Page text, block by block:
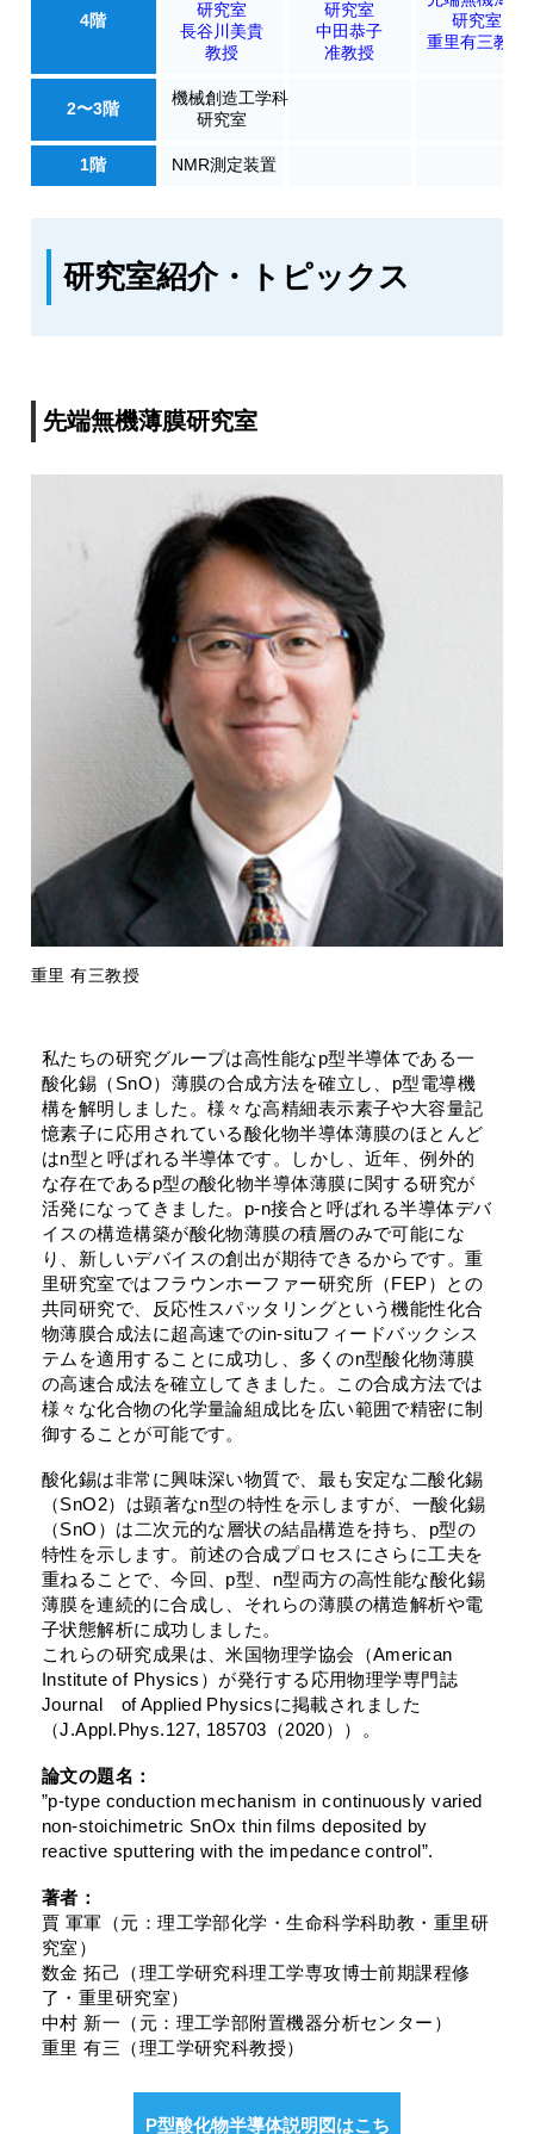
4階
研究室
長谷川美貴
教授
研究室
中田恭子
准教授
研究室
重里有三教授
2〜3階
機械創造工学科
研究室
1階 NMR測定装置
研究室紹介・トピックス
先端無機薄膜研究室
重里 有三教授
私たちの研究グループは高性能なp型半導体である一
酸化錫（SnO）薄膜の合成方法を確立し、p型電導機
構を解明しました。様々な高精細表示素子や大容量記
憶素子に応用されている酸化物半導体薄膜のほとんど
はn型と呼ばれる半導体です。しかし、近年、例外的
な存在であるp型の酸化物半導体薄膜に関する研究が
活発になってきました。p-n接合と呼ばれる半導体デバ
イスの構造構築が酸化物薄膜の積層のみで可能にな
り、新しいデバイスの創出が期待できるからです。重
里研究室ではフラウンホーファー研究所（FEP）との
共同研究で、反応性スパッタリングという機能性化合
物薄膜合成法に超高速でのin-situフィードバックシス
テムを適用することに成功し、多くのn型酸化物薄膜
の高速合成法を確立してきました。この合成方法では
様々な化合物の化学量論組成比を広い範囲で精密に制
御することが可能です。
酸化錫は非常に興味深い物質で、最も安定な二酸化錫
（SnO2）は顕著なn型の特性を示しますが、一酸化錫
（SnO）は二次元的な層状の結晶構造を持ち、p型の
特性を示します。前述の合成プロセスにさらに工夫を
重ねることで、今回、p型、n型両方の高性能な酸化錫
薄膜を連続的に合成し、それらの薄膜の構造解析や電
子状態解析に成功しました。
これらの研究成果は、米国物理学協会（American
Institute of Physics）が発行する応用物理学専門誌
Journal of Applied Physicsに掲載されました
（J.Appl.Phys.127, 185703（2020））。
論文の題名：
”p-type conduction mechanism in continuously varied
non-stoichimetric SnOx thin films deposited by
reactive sputtering with the impedance control”.
著者：
賈 軍軍（元：理工学部化学・生命科学科助教・重里研
究室）
数金 拓己（理工学研究科理工学専攻博士前期課程修
了・重里研究室）
中村 新一（元：理工学部附置機器分析センター）
重里 有三（理工学研究科教授）
P型酸化物半導体説明図はこち